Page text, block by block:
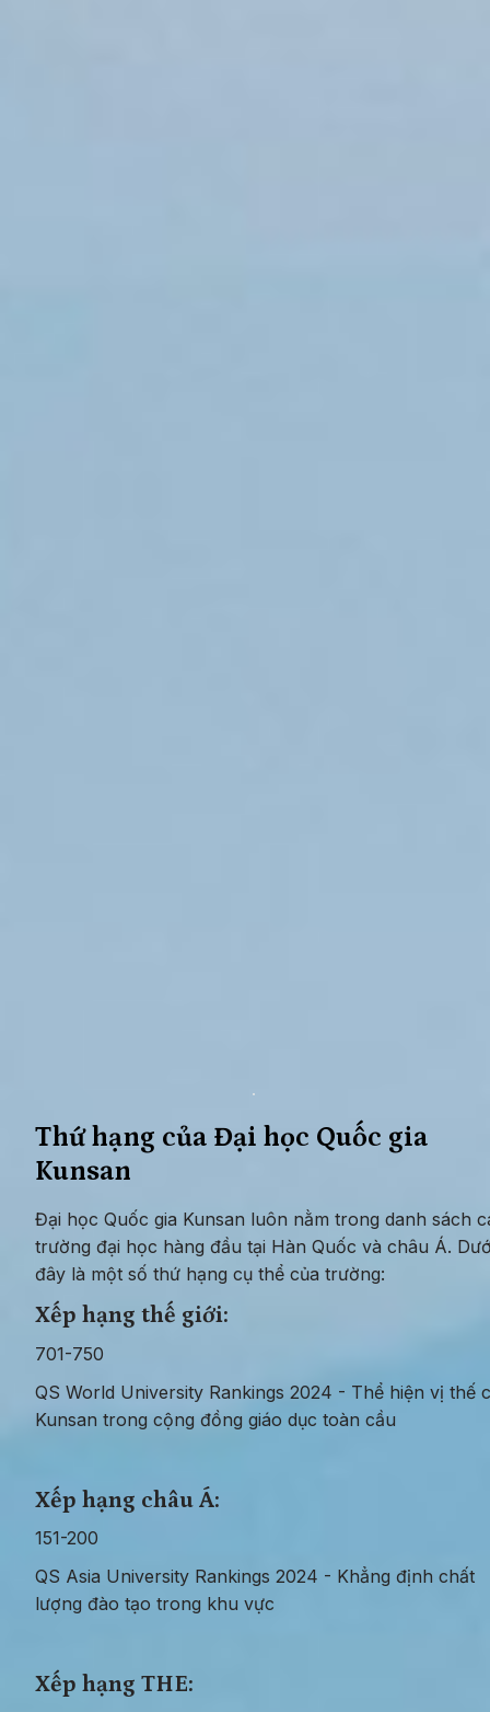
Thứ hạng của Đại học Quốc gia
Kunsan
Đại học Quốc gia Kunsan luôn nằm trong danh sách
trường đại học hàng đầu tại Hàn Quốc và châu Á.
đây là một số thứ hạng cụ thể của trường:
Xếp hạng thế giới:
701-750
QS World University Rankings 2024 - Thể hiện vị thế
Kunsan trong cộng đồng giáo dục toàn cầu
Xếp hạng châu Á:
151-200
QS Asia University Rankings 2024 - Khẳng định chất
lượng đào tạo trong khu vực
Xếp hạng THE: